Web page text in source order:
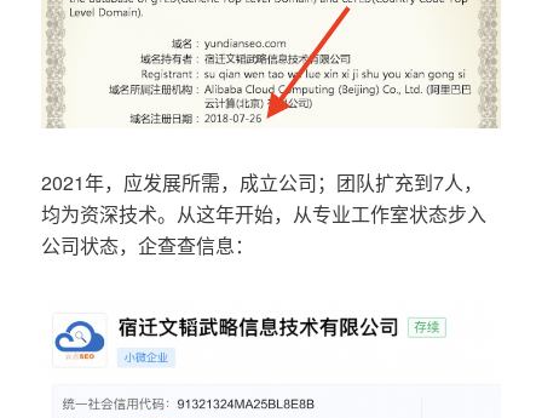
2021年，应发展所需，成立公司；团队扩充到7人，
均为资深技术。从这年开始，从专业工作室状态步入
公司状态，企查查信息：